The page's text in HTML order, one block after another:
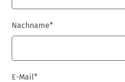
Nachname*
E-Mail*